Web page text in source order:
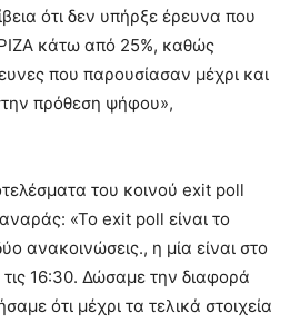
ότι δεν υπήρξε έρευνα που
κάτω από 25%, καθώς
που παρουσίασαν μέχρι και
πρόθεση ψήφου»,
του κοινού exit poll
«Το exit poll είναι το
ανακοινώσεις., η μία είναι στο
τις 16:30. Δώσαμε την διαφορά
ότι μέχρι τα τελικά στοιχεία